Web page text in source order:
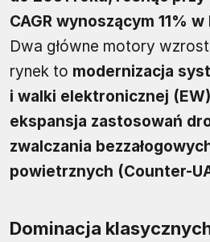
CAGR wynoszącym 11%
Dwa główne motory
rynek to modernizacja
i walki elektronicznej (EW)
ekspansja zastosowań
zwalczania
powietrznych (Counter-
Dominacja